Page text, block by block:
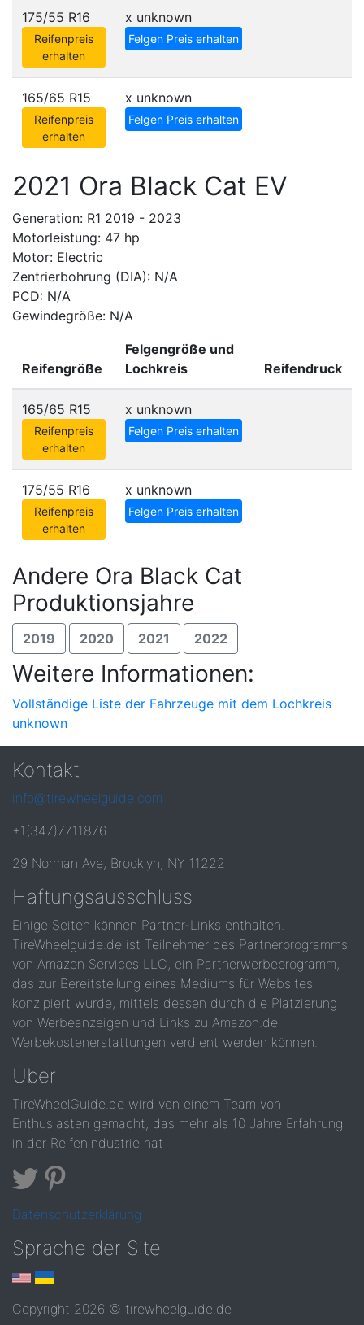
175/55 R16
Reifenpreis
erhalten
x unknown
Felgen Preis erhalten
165/65 R15
Reifenpreis
erhalten
x unknown
Felgen Preis erhalten
2021 Ora Black Cat EV
Generation: R1 2019 - 2023
Motorleistung: 47 hp
Motor: Electric
Zentrierbohrung (DIA): N/A
PCD: N/A
Gewindegröße: N/A
Reifengröße
Felgengröße und
Lochkreis
Reifendruck
165/65 R15
Reifenpreis
erhalten
x unknown
Felgen Preis erhalten
175/55 R16
Reifenpreis
erhalten
x unknown
Felgen Preis erhalten
Andere Ora Black Cat
Produktionsjahre
2019 2020 2021 2022
Weitere Informationen:
Vollständige Liste der Fahrzeuge mit dem Lochkreis
unknown
Kontakt
info@tirewheelguide.com
+1(347)7711876
29 Norman Ave, Brooklyn, NY 11222
Haftungsausschluss
Einige Seiten können Partner-Links enthalten.
TireWheelguide.de ist Teilnehmer des Partnerprogramms
von Amazon Services LLC, ein Partnerwerbeprogramm,
das zur Bereitstellung eines Mediums für Websites
konzipiert wurde, mittels dessen durch die Platzierung
von Werbeanzeigen und Links zu Amazon.de
Werbekostenerstattungen verdient werden können.
Über
TireWheelGuide.de wird von einem Team von
Enthusiasten gemacht, das mehr als 10 Jahre Erfahrung
in der Reifenindustrie hat
Datenschutzerklärung
Sprache der Site
Copyright 2026 © tirewheelguide.de